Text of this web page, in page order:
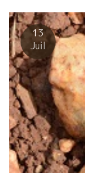
アーと云えば、葡
ている。 きっと葡
るに違いない。 葡
600年を超すと云う
ネルギーがあるの
観な“気”のような
温かなエネルギー
ンさんのワインは
萄を仕込んでいる。
13
Juil